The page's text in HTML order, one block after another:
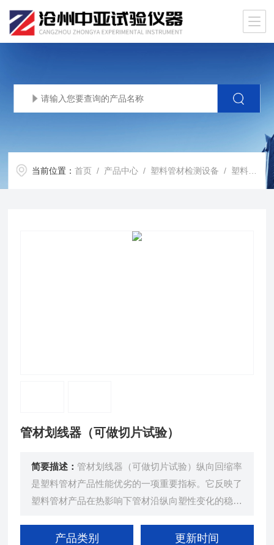
当前位置：首页 / 产品中心 / 塑料管材检测设备 / 塑料管材划线器
管材划线器（可做切片试验）
简要描述：管材划线器（可做切片试验）纵向回缩率
是塑料管材产品性能优劣的一项重要指标。它反映了
塑料管材产品在热影响下管材沿纵向塑性变化的稳定
化、日照以及其它热源影响的承受能力，以及提高产
产品类别 更新时间